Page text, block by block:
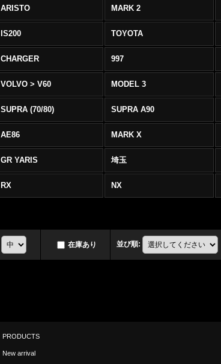
ARISTO MARK 2
IS200 TOYOTA
CHARGER 997
VOLVO > V60 MODEL 3
SUPRA (70/80) SUPRA A90
AE86 MARK X
GR YARIS 埼玉
RX NX
在庫あり 並び順:
PRODUCTS
New arrival